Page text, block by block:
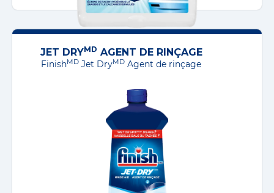
JET DRYMD AGENT DE RINÇAGE
FinishMD Jet DryMD Agent de rinçage